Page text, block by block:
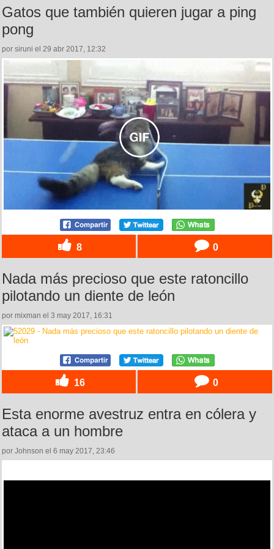
Gatos que también quieren jugar a ping
pong
por siruni el 29 abr 2017, 12:32
8 0
Nada más precioso que este ratoncillo
pilotando un diente de león
por mixman el 3 may 2017, 16:31
16 0
Esta enorme avestruz entra en cólera y
ataca a un hombre
por Johnson el 6 may 2017, 23:46